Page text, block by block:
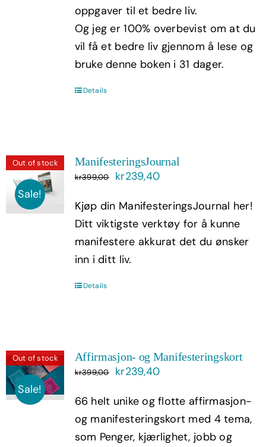
oppgaver til et bedre liv.
Og jeg er 100% overbevist om at du
vil få et bedre liv gjennom å lese og
bruke denne boken i 31 dager.
Details
Out of stock
Sale!
ManifesteringsJournal
kr399,00
Opprinnelig
var:
kr399,00.
kr239,40Nåværende
er:
kr239,40.
Kjøp din ManifesteringsJournal her!
Ditt viktigste verktøy for å kunne
manifestere akkurat det du ønsker
inn i ditt liv.
Details
Out of stock
Sale!
Affirmasjon- og Manifesteringskort
kr399,00
Opprinnelig
var:
kr399,00.
kr239,40Nåværende
er:
kr239,40.
66 helt unike og flotte affirmasjon-
og manifesteringskort med 4 tema,
som Penger, kjærlighet, jobb og